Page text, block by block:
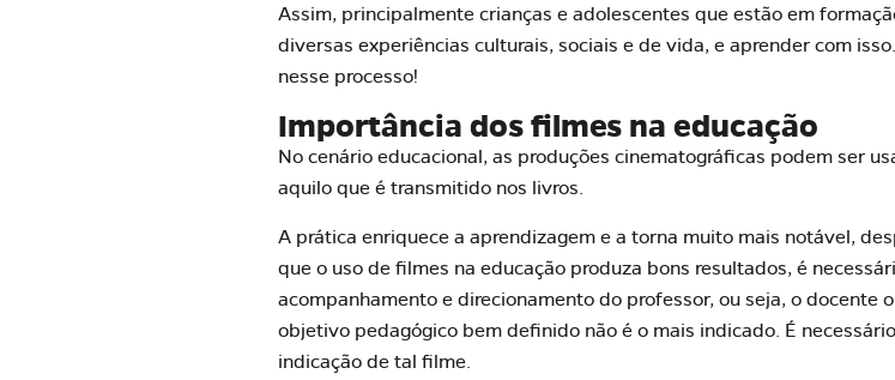
Assim, principalmente crianças e adolescentes que estão em
diversas experiências culturais, sociais e de vida, e aprender com
nesse processo!
Importância dos filmes na educação
No cenário educacional, as produções cinematográficas podem ser
aquilo que é transmitido nos livros
A prática enriquece a aprendizagem e a torna muito mais notável,
que o uso de filmes na educação produza bons resultados, é
acompanhamento e direcionamento do professor, ou seja, o docente
objetivo pedagógico bem definido não é o mais indicado. É
indicação de tal filme.